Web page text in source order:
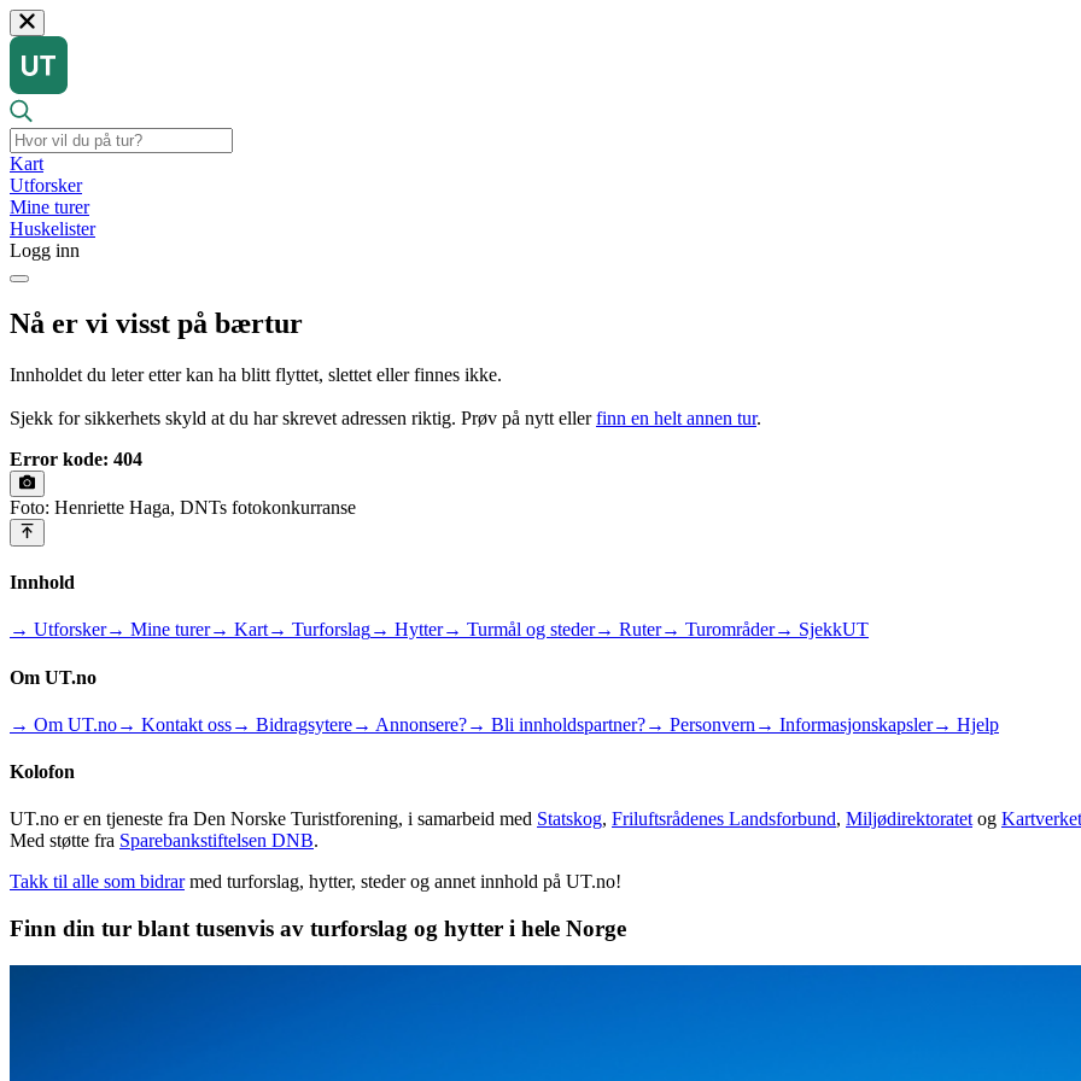
Kart
Utforsker
Mine turer
Huskelister
Logg inn
Nå er vi visst på bærtur
Innholdet du leter etter kan ha blitt flyttet, slettet eller finnes ikke.
Sjekk for sikkerhets skyld at du har skrevet adressen riktig. Prøv på nytt eller finn en helt annen tur.
Error kode: 404
Foto: Henriette Haga, DNTs fotokonkurranse
Innhold
→ Utforsker→ Mine turer→ Kart→ Turforslag→ Hytter→ Turmål og steder→ Ruter→ Turområder→ SjekkUT
Om UT.no
→ Om UT.no→ Kontakt oss→ Bidragsytere→ Annonsere?→ Bli innholdspartner?→ Personvern → Informasjonskapsler→ Hjelp
Kolofon
UT.no er en tjeneste fra Den Norske Turistforening, i samarbeid med Statskog, Friluftsrådenes Landsforbund, Miljødirektoratet og Kartverket
Med støtte fra Sparebankstiftelsen DNB.
Takk til alle som bidrar med turforslag, hytter, steder og annet innhold på UT.no!
Finn din tur blant tusenvis av turforslag og hytter i hele Norge